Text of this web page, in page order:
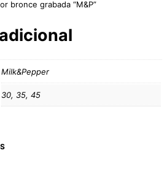
bronce grabada “M&P”
Milk&Pepper
30, 35, 45